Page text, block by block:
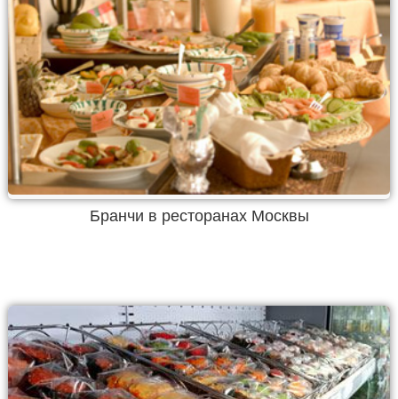
Бранчи в ресторанах Москвы